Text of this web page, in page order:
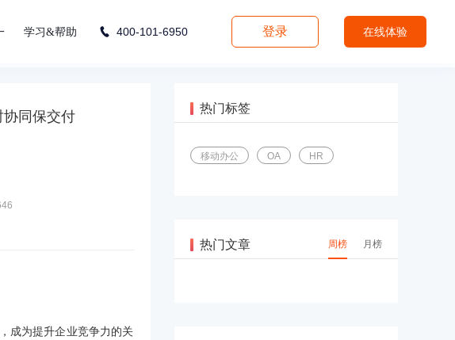
学习&帮助 400-101-6950 登录 在线体验
同保交付
成为提升企业竞争力的关
热门标签
移动办公 OA HR
热门文章 周榜 月榜